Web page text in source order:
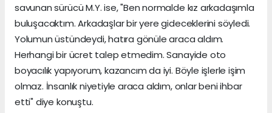
savunan sürücü M.Y. ise, "Ben normalde kız arkadaşımla
buluşacaktım. Arkadaşlar bir yere gideceklerini söyledi.
Yolumun üstündeydi, hatıra gönüle araca aldım.
Herhangi bir ücret talep etmedim. Sanayide oto
boyacılık yapıyorum, kazancım da iyi. Böyle işlerle işim
olmaz. İnsanlık niyetiyle araca aldım, onlar beni ihbar
etti" diye konuştu.